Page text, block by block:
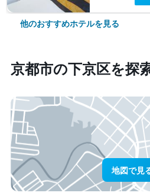
他のおすすめホテルを見る
京都市​の下京区​を探
地図で見